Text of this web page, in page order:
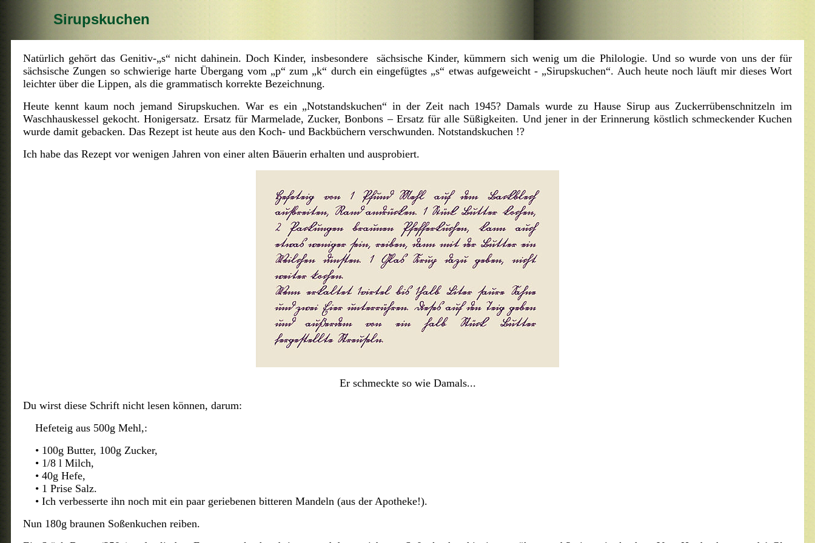
Sirupskuchen
Natürlich gehört das Genitiv-„s“ nicht dahinein. Doch Kinder, insbesondere sächsische Kinder, kümmern sich wenig um die Philologie. Und so wurde von uns der für
sächsische Zungen so schwierige harte Übergang vom „p“ zum „k“ durch ein eingefügtes „s“ etwas aufgeweicht - „Sirupskuchen“. Auch heute noch läuft mir dieses Wort
leichter über die Lippen, als die grammatisch korrekte Bezeichnung.
Heute kennt kaum noch jemand Sirupskuchen. War es ein „Notstandskuchen“ in der Zeit nach 1945? Damals wurde zu Hause Sirup aus Zuckerrübenschnitzeln im
Waschhauskessel gekocht. Honigersatz. Ersatz für Marmelade, Zucker, Bonbons – Ersatz für alle Süßigkeiten. Und jener in der Erinnerung köstlich schmeckender Kuchen
wurde damit gebacken. Das Rezept ist heute aus den Koch- und Backbüchern verschwunden. Notstandskuchen !?
Ich habe das Rezept vor wenigen Jahren von einer alten Bäuerin erhalten und ausprobiert.
Er schmeckte so wie Damals...
Du wirst diese Schrift nicht lesen können, darum:
Hefeteig aus 500g Mehl,:
• 100g Butter, 100g Zucker,
• 1/8 l Milch,
• 40g Hefe,
• 1 Prise Salz.
• Ich verbesserte ihn noch mit ein paar geriebenen bitteren Mandeln (aus der Apotheke!).
Nun 180g braunen Soßenkuchen reiben.